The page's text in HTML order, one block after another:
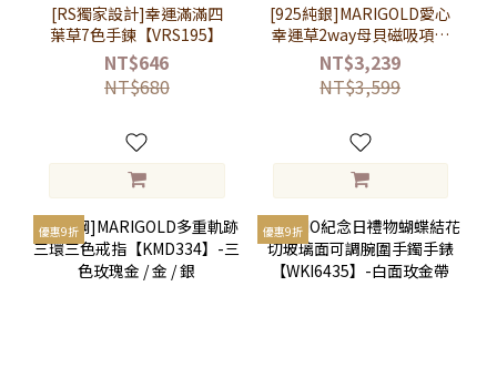
[RS獨家設計]幸運滿滿四
葉草7色手鍊【VRS195】
NT$646
NT$680
[925純銀]MARIGOLD愛心
幸運草2way母貝磁吸項鍊
【KMD328】-玫瑰金
NT$3,239
NT$3,599
優惠9折 優惠9折